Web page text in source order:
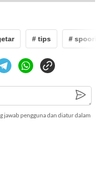
# tips # spooring
jawab pengguna dan diatur dalam